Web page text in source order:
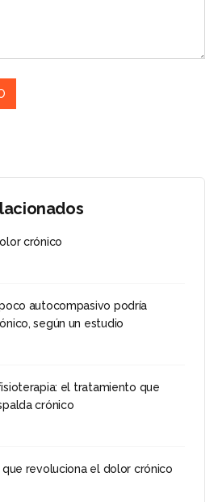
crónico
autocompasivo podría
según un estudio
el tratamiento que
crónico
revoluciona el dolor crónico